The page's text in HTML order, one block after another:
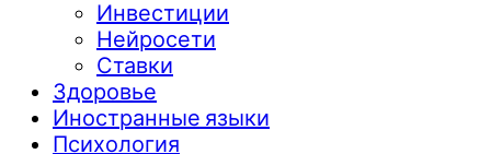
Инвестиции
Нейросети
Ставки
Здоровье
Иностранные языки
Психология